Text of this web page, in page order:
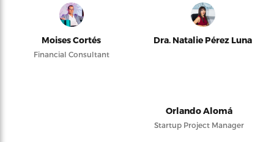
Moises Cortés
Financial Consultant
Dra. Natalie Pérez Luna
Orlando Alomá
Startup Project Manager